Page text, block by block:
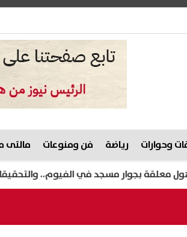
وحوارات رياضة فن ومنوعات مالتى
مسجد في الفيوم.. والتحقيقات تكشف